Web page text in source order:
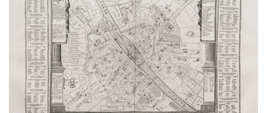
Ajouter
à la
wishlist